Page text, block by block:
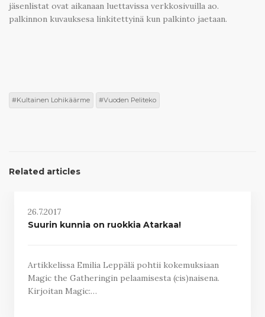
jäsenlistat ovat aikanaan luettavissa verkkosivuilla ao.
palkinnon kuvauksesa linkitettyinä kun palkinto jaetaan.
Kultainen Lohikäärme Vuoden Peliteko
Related articles
26.7.2017
Suurin kunnia on ruokkia Atarkaa!
Artikkelissa Emilia Leppälä pohtii kokemuksiaan
Magic the Gatheringin pelaamisesta (cis)naisena.
Kirjoitan Magic:…